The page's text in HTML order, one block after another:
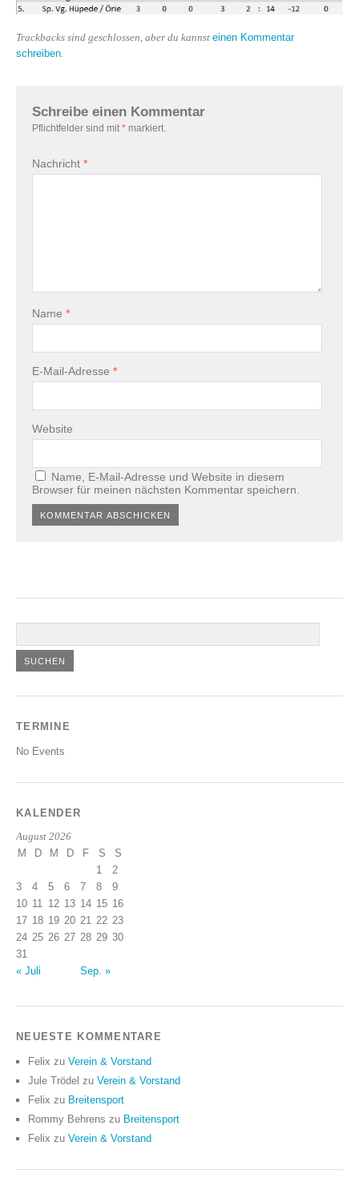
Trackbacks sind geschlossen, aber du kannst einen Kommentar
schreiben
Schreibe einen Kommentar
Pflichtfelder sind mit * markiert.
Nachricht *
Name *
E-Mail-Adresse *
Website
Name, E-Mail-Adresse und Website in diesem
Browser für meinen nächsten Kommentar speichern.
TERMINE
No Events
KALENDER
August 2026
M D M D F S
S
1
2
3
4 5 6 7 8
9
10 11 12 13 14 15 16
17 18 19 20 21 22 23
24 25 26 27 28 29 30
31
« Juli
Sep. »
NEUESTE KOMMENTARE
Felix zu Verein & Vorstand
Jule Trödel zu Verein & Vorstand
Felix zu Breitensport
Rommy Behrens zu Breitensport
Felix zu Verein & Vorstand